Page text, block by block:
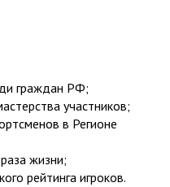
граждан РФ;
участников;
в Регионе
жизни;
рейтинга игроков.